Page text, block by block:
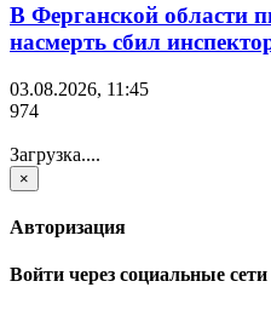
В Ферганской области
насмерть сбил
03.08.2026, 11:45
974
Загрузка....
×
Авторизация
Войти через социальные сети